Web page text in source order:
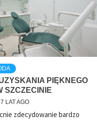
PIĘKNEGO
SZCZECINIE
7 LAT AGO
zdecydowanie bardzo